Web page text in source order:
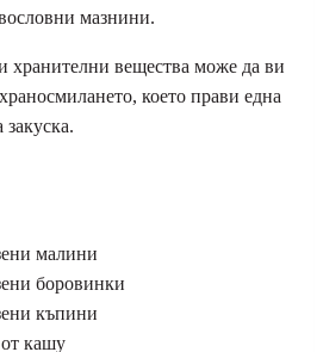
мазнини.
хранителни вещества може да ви
което прави една
малини
боровинки
къпини
кашу